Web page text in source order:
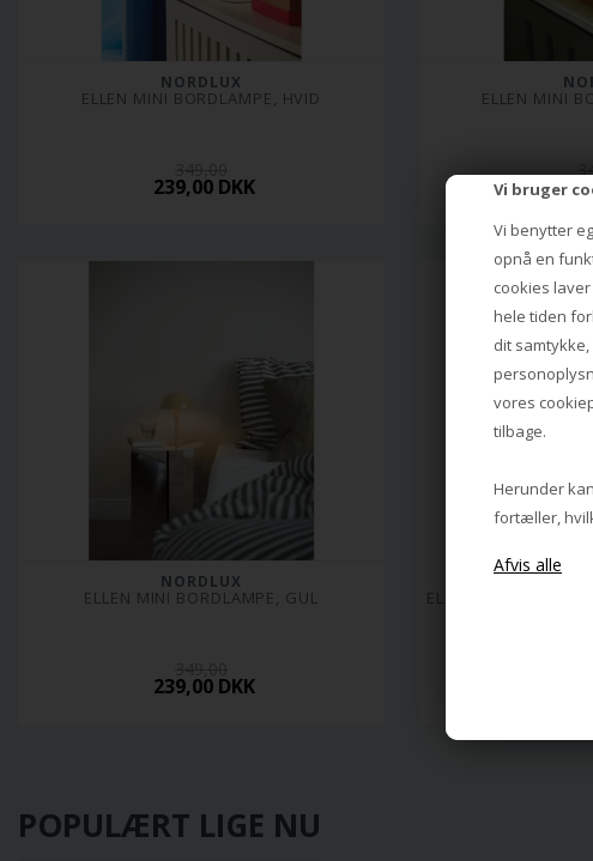
Vi bruger
Vi benytter
opnå en
cookies
hele tiden
dit
vores
tilbage.
Herunder
fortæller,
NORDLUX
ELLEN MINI BORDLAMPE, HVID
239,00 DKK
ELLEN MINI
NORDLUX
ELLEN MINI BORDLAMPE, GUL
239,00 DKK
ELLEN TO-GO
POPULÆRT LIGE NU